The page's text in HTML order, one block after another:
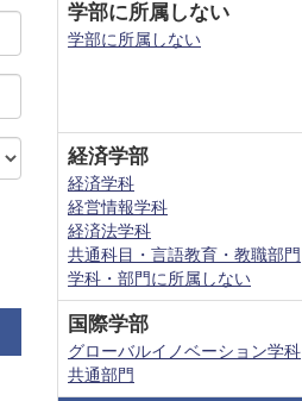
学部に所属しない
学部に所属しない
経済学部
経済学科
経営情報学科
経済法学科
共通科目・言語教育・教職部門
学科・部門に所属しない
国際学部
グローバルイノベーション学科
共通部門